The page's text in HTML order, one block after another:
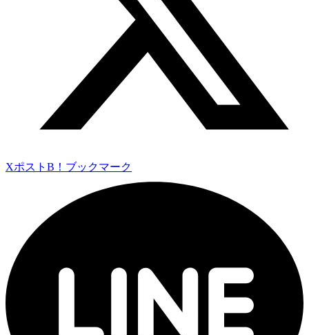
Xポスト B！ブックマーク